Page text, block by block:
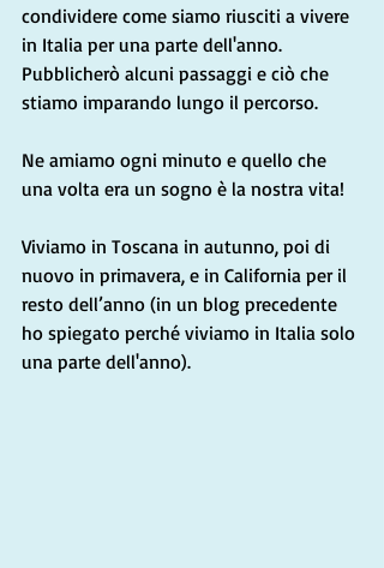
condividere come siamo riusciti a vivere
in Italia per una parte dell'anno.
Pubblicherò alcuni passaggi e ciò che
stiamo imparando lungo il percorso.
Ne amiamo ogni minuto e quello che
una volta era un sogno è la nostra vita!
Viviamo in Toscana in autunno, poi di
nuovo in primavera, e in California per il
resto dell’anno (in un blog precedente
ho spiegato perché viviamo in Italia solo
una parte dell'anno).